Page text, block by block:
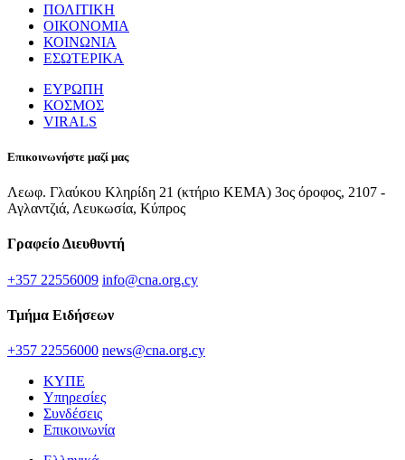
ΠΟΛΙΤΙΚΗ
ΟΙΚΟΝΟΜΙΑ
ΚΟΙΝΩΝΙΑ
ΕΣΩΤΕΡΙΚΑ
ΕΥΡΩΠΗ
ΚΟΣΜΟΣ
VIRALS
Επικοινωνήστε μαζί μας
Λεωφ. Γλαύκου Κληρίδη 21 (κτήριο ΚΕΜΑ) 3ος όροφος, 2107 -
Αγλαντζιά, Λευκωσία, Κύπρος
Γραφείο Διευθυντή
+357 22556009 info@cna.org.cy
Τμήμα Ειδήσεων
+357 22556000 news@cna.org.cy
ΚΥΠΕ
Υπηρεσίες
Συνδέσεις
Επικοινωνία